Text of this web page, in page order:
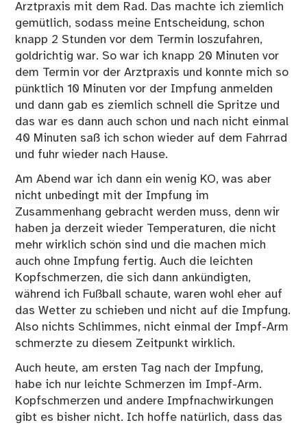
Arztpraxis mit dem Rad. Das machte ich ziemlich
gemütlich, sodass meine Entscheidung, schon
knapp 2 Stunden vor dem Termin loszufahren,
goldrichtig war. So war ich knapp 20 Minuten vor
dem Termin vor der Arztpraxis und konnte mich so
pünktlich 10 Minuten vor der Impfung anmelden
und dann gab es ziemlich schnell die Spritze und
das war es dann auch schon und nach nicht einmal
40 Minuten saß ich schon wieder auf dem Fahrrad
und fuhr wieder nach Hause.
Am Abend war ich dann ein wenig KO, was aber
nicht unbedingt mit der Impfung im
Zusammenhang gebracht werden muss, denn wir
haben ja derzeit wieder Temperaturen, die nicht
mehr wirklich schön sind und die machen mich
auch ohne Impfung fertig. Auch die leichten
Kopfschmerzen, die sich dann ankündigten,
während ich Fußball schaute, waren wohl eher auf
das Wetter zu schieben und nicht auf die Impfung.
Also nichts Schlimmes, nicht einmal der Impf-Arm
schmerzte zu diesem Zeitpunkt wirklich.
Auch heute, am ersten Tag nach der Impfung,
habe ich nur leichte Schmerzen im Impf-Arm.
Kopfschmerzen und andere Impfnachwirkungen
gibt es bisher nicht. Ich hoffe natürlich, dass das